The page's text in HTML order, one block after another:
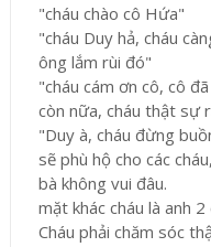
"cháu chào cô Hứa"
"cháu Duy hả, cháu
ông lắm rùi đó"
"cháu cám ơn cô, cô
còn nữa, cháu thật sự
"Duy à, cháu đừng
sẽ phù hộ cho các
bà không vui đâu.
mặt khác cháu là anh 2
Cháu phải chăm sóc